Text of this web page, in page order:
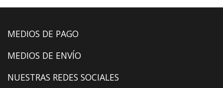
MEDIOS DE PAGO
MEDIOS DE ENVÍO
NUESTRAS REDES SOCIALES